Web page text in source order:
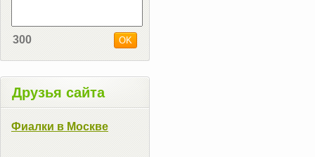
300
Друзья сайта
Фиалки в Москве